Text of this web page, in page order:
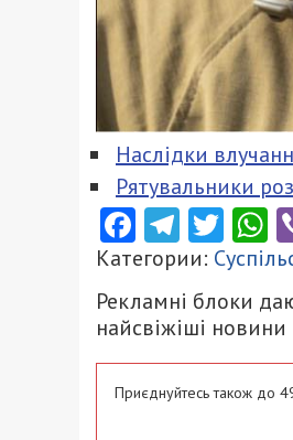
Наслідки
Рятувальники
Facebook
Категории:
Рекламні блоки
найсвіжіші
Приєднуйтесь також до